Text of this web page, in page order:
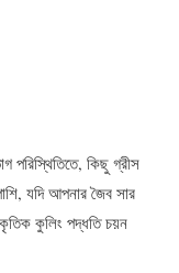
পরিস্থিতিতে, কিছু গ্রীস
যদি আপনার জৈব সার
কুলিং পদ্ধতি চয়ন